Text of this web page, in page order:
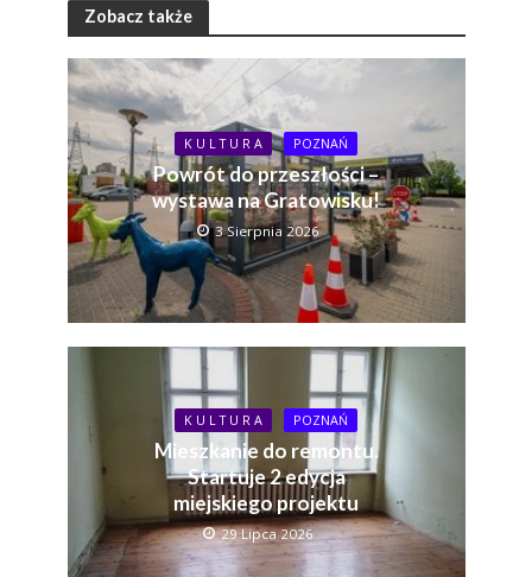
Zobacz także
K U L T U R A POZNAŃ
Powrót do przeszłości –
wystawa na Gratowisku!
3 Sierpnia 2026
K U L T U R A POZNAŃ
Mieszkanie do remontu.
Startuje 2 edycja
miejskiego projektu
29 Lipca 2026